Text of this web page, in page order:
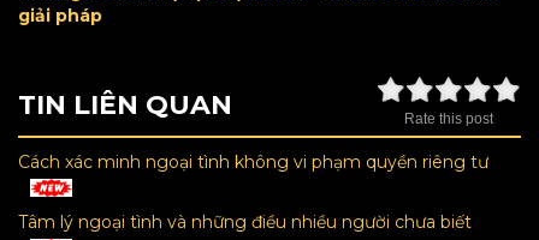
giải pháp
Rate this post
TIN LIÊN QUAN
Cách xác minh ngoại tình không vi phạm quyền riêng tư
Tâm lý ngoại tình và những điều nhiều người chưa biết